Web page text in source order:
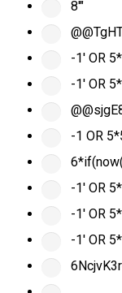
8'"
-1' OR
-1' OR
-1 OR
-1' OR
-1' OR
-1' OR